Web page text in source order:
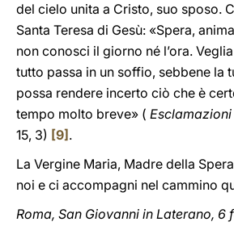
del cielo unita a Cristo, suo sposo.
Santa Teresa di Gesù: «Spera,
non conosci il giorno né l’ora.
tutto passa in un soffio, sebbene la
possa rendere incerto ciò che è
tempo molto breve» ( Esclamazioni
15, 3) [9] .
La Vergine Maria, Madre della
noi e ci accompagni nel cammino
Roma, San Giovanni in Laterano, 6